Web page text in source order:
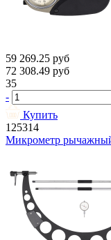
59 269.25 руб
72 308.49 руб
35
-
Купить
125314
Микрометр